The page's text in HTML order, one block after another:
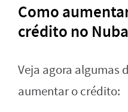
Como
crédito no
Veja agora algumas
aumentar o crédito: